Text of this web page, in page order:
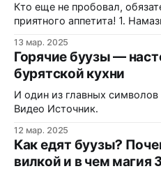
Кто еще не пробовал,
приятного аппетита! 1. Намазываем буузу горчицей; 2.
показатель того, что бууза хорошая); 3.
хлебом; 4. бурятские буузы кушают руками. Видео
Источник: youtube.com
13 мар. 2025
Горячие буузы —
бурятской кухни
И один из главных символов
Видео Источник.
12 мар. 2025
Как едят буузы?
вилкой и в чем магия